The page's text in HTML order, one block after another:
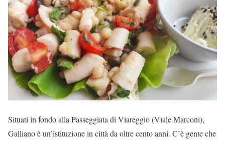
Situati in fondo alla Passeggiata di Viareggio (Viale Marconi),
Galliano è un’istituzione in città da oltre cento anni. C’è gente che